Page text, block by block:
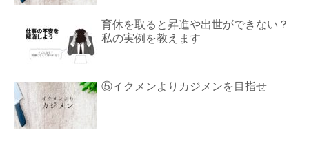
育休を取ると昇進や出世ができない？
私の実例を教えます
⑤イクメンよりカジメンを目指せ